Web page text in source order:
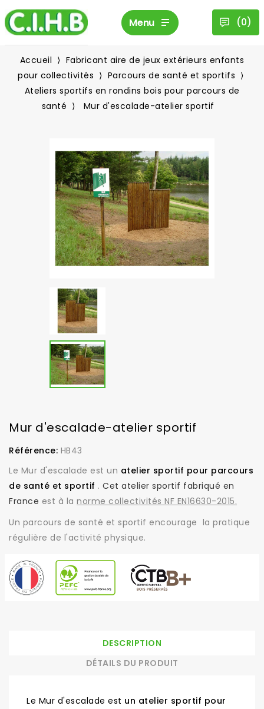
Menu (0)
Accueil
Fabricant aire de jeux extérieurs enfants
pour collectivités
Parcours de santé et sportifs
Ateliers sportifs en rondins bois pour parcours de
santé
Mur d'escalade-atelier sportif
Mur d'escalade-atelier sportif
Référence: HB43
Le Mur d'escalade est un atelier sportif pour parcours
de santé et sportif . Cet atelier sportif fabriqué en
France est à la norme collectivités NF EN16630-2015.
Un parcours de santé et sportif encourage la pratique
régulière de l'activité physique.
DESCRIPTION
DÉTAILS DU PRODUIT
Le Mur d'escalade est un atelier sportif pour